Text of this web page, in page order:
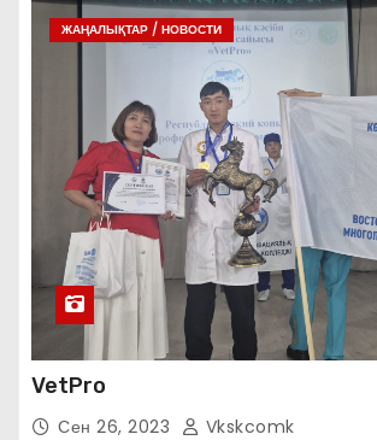
ЖАҢАЛЫҚТАР / НОВОСТИ
VetPro
Сен 26, 2023 Vkskcomk